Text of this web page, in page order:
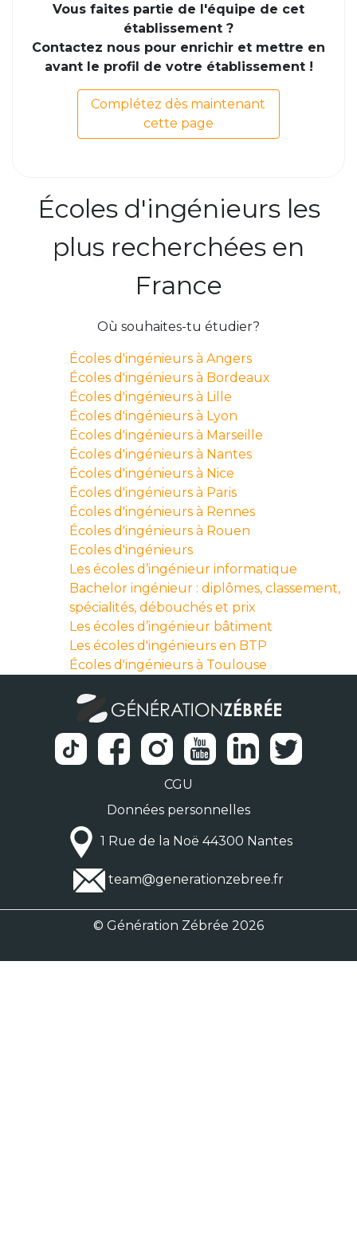
Vous faites partie de l'équipe de cet
établissement ?
Contactez nous pour enrichir et mettre en
avant le profil de votre établissement !
Complétez dès maintenant
cette page
Écoles d'ingénieurs les
plus recherchées en
France
Où souhaites-tu étudier?
Écoles d'ingénieurs à Angers
Écoles d'ingénieurs à Bordeaux
Écoles d'ingénieurs à Lille
Écoles d'ingénieurs à Lyon
Écoles d'ingénieurs à Marseille
Écoles d'ingénieurs à Nantes
Écoles d'ingénieurs à Nice
Écoles d'ingénieurs à Paris
Écoles d'ingénieurs à Rennes
Écoles d'ingénieurs à Rouen
Ecoles d'ingénieurs
Les écoles d’ingénieur informatique
Bachelor ingénieur : diplômes, classement,
spécialités, débouchés et prix
Les écoles d’ingénieur bâtiment
Les écoles d'ingénieurs en BTP
Écoles d'ingénieurs à Toulouse
CGU
Données personnelles
1 Rue de la Noë 44300 Nantes
team@generationzebree.fr
© Génération Zébrée 2026